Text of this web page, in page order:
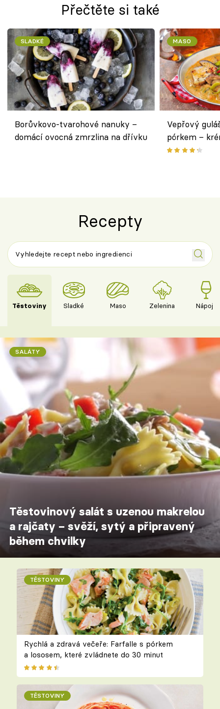
Přečtěte si také
SLADKÉ
Borůvkovo-tvarohové nanuky –
domácí ovocná zmrzlina na dřívku
MASO
Vepřový
pórkem –
pokrm z
Recepty
Těstoviny Sladké Maso Zelenina Nápoje
SALÁTY
Těstovinový salát s uzenou makrelou
a rajčaty – svěží, sytý a připravený
během chvilky
TĚSTOVINY
Rychlá a zdravá večeře: Farfalle s pórkem
a lososem, které zvládnete do 30 minut
TĚSTOVINY